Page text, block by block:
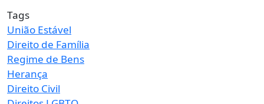
Tags
União Estável
Direito de Família
Regime de Bens
Herança
Direito Civil